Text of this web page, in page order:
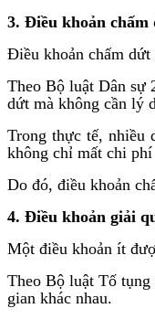
3. Điều khoản chấm
Điều khoản chấm
Theo Bộ luật Dân sự
dứt mà không cần lý
Trong thực tế, nhiều
không chỉ mất chi
Do đó, điều khoản
4. Điều khoản giải
Một điều khoản ít
Theo Bộ luật Tố
gian khác nhau.